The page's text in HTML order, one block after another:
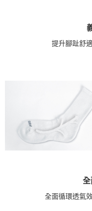
提升腳趾舒
全
全面循環透氣